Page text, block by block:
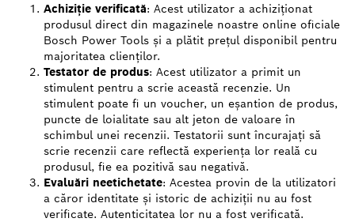
Achiziție verificată: Acest utilizator a achiziționat
produsul direct din magazinele noastre online oficiale
Bosch Power Tools și a plătit prețul disponibil pentru
majoritatea clienților.
Testator de produs: Acest utilizator a primit un
stimulent pentru a scrie această recenzie. Un
stimulent poate fi un voucher, un eșantion de produs,
puncte de loialitate sau alt jeton de valoare în
schimbul unei recenzii. Testatorii sunt încurajați să
scrie recenzii care reflectă experiența lor reală cu
produsul, fie ea pozitivă sau negativă.
Evaluări neetichetate: Acestea provin de la utilizatori
a căror identitate și istoric de achiziții nu au fost
verificate. Autenticitatea lor nu a fost verificată.